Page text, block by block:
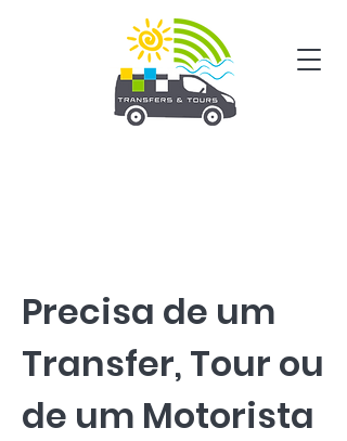
Precisa de um
Transfer, Tour ou
de um Motorista